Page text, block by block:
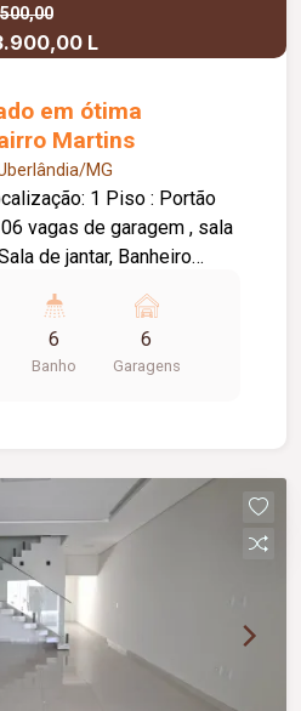
L
em ótima
Martins
MG
1 Piso : Portão
de garagem , sala
de jantar, Banheiro
lavanderia ,
. 2 Piso - 03 Quartos (
e Box em brindex,
coberta. Piso :
6
Banho
6
Garagens